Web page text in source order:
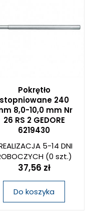
Pokrętło
stopniowane 240
8,0-10,0 mm Nr
26 RS 2 GEDORE
6219430
5-14 DNI
(0 szt.)
37,56 zł
Do koszyka